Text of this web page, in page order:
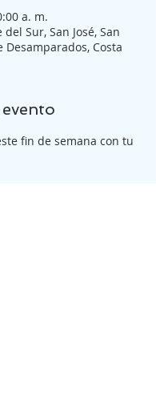
a. m.
Sur, San José, San
Desamparados, Costa
fin de semana con tu